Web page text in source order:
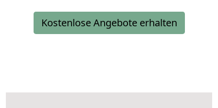
Kostenlose Angebote erhalten